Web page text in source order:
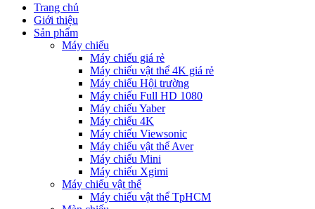
Trang chủ
Giới thiệu
Sản phẩm
Máy chiếu
Máy chiếu giá rẻ
Máy chiếu vật thể 4K giá rẻ
Máy chiếu Hội trường
Máy chiếu Full HD 1080
Máy chiếu Yaber
Máy chiếu 4K
Máy chiếu Viewsonic
Máy chiếu vật thể Aver
Máy chiếu Mini
Máy chiếu Xgimi
Máy chiếu vật thể
Máy chiếu vật thể TpHCM